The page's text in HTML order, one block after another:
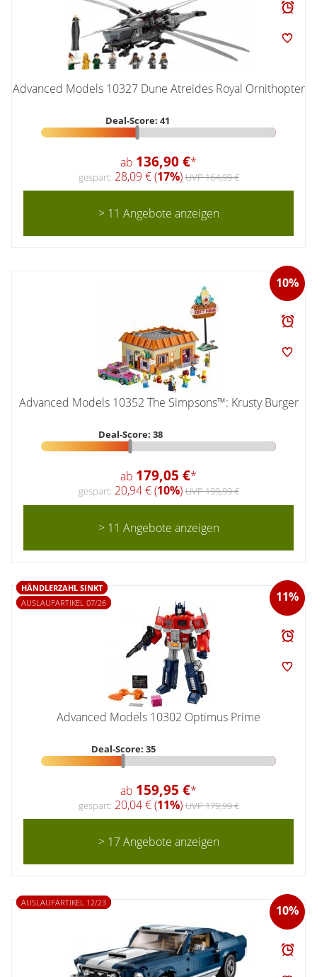
Advanced Models 10327 Dune Atreides Royal Ornithopter
Deal-Score: 41
ab 136,90 €*
gespart: 28,09 € (17%)UVP 164,99 €
> 11 Angebote anzeigen
10%
Advanced Models 10352 The Simpsons™: Krusty Burger
Deal-Score: 38
ab 179,05 €*
gespart: 20,94 € (10%)UVP 199,99 €
> 11 Angebote anzeigen
11%
HÄNDLERZAHL SINKT
AUSLAUFARTIKEL 07/26
Advanced Models 10302 Optimus Prime
Deal-Score: 35
ab 159,95 €*
gespart: 20,04 € (11%)UVP 179,99 €
> 17 Angebote anzeigen
10%
AUSLAUFARTIKEL 12/23